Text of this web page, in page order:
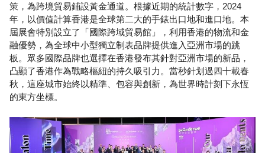
策，為跨境貿易鋪設黃金通道。根據近期的統計數字，2024
年，以價值計算香港是全球第二大的手錶出口地和進口地。本
屆展會特別設立了「國際跨域貿易館」，利用香港的物流和金
融優勢，為全球中小型獨立制表品牌提供進入亞洲市場的跳
板。眾多國際品牌也選擇在香港發布其針對亞洲市場的新品，
凸顯了香港作為戰略樞紐的持久吸引力。當秒針划過四十載春
秋，這座城市始終以精準、包容與創新，為世界時計刻下永恆
的東方坐標。